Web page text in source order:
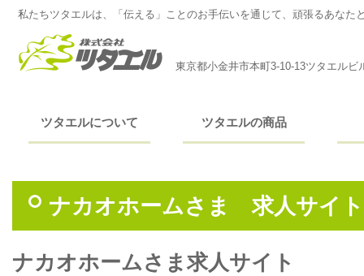
私たちツタエルは、「伝える」ことのお手伝いを通じて、頑張るあなた
東京都小金井市本町3-10-13ツタエルビ
ツタエルについて ツタエルの商品
ナカオホームさま 求人サイ
ナカオホームさま求人サイト